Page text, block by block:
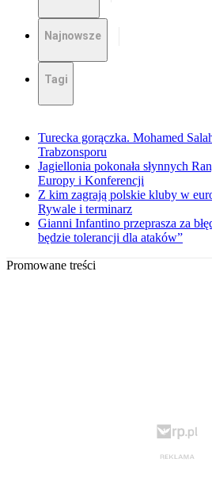
Najnowsze
Tagi
Turecka gorączka. Mohamed
Trabzonsporu
Jagiellonia pokonała słynnych
Europy i Konferencji
Z kim zagrają polskie kluby w
Rywale i terminarz
Gianni Infantino przeprasza za
będzie tolerancji dla ataków”
Promowane treści